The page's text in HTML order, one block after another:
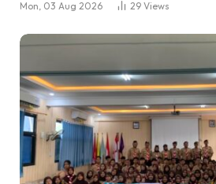
Mon, 03 Aug 2026 29 Views